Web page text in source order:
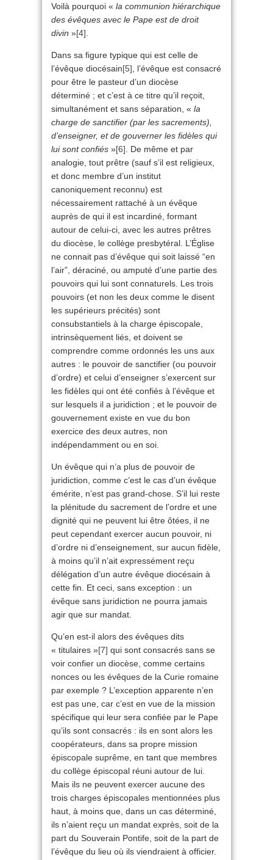
Voilà pourquoi « la communion hiérarchique
des évêques avec le Pape est de droit
divin »[4]
Dans sa figure typique qui est celle de
l’évêque diocésain[5] , l’évêque est consacré
pour être le pasteur d’un diocèse
déterminé ; et c’est à ce titre qu’il reçoit,
simultanément et sans séparation, « la
charge de sanctifier (par les sacrements),
d’enseigner, et de gouverner les fidèles qui
lui sont confiés »[6] . De même et par
analogie, tout prêtre (sauf s’il est religieux,
et donc membre d’un institut
canoniquement reconnu) est
nécessairement rattaché à un évêque
auprès de qui il est incardiné, formant
autour de celui-ci, avec les autres prêtres
du diocèse, le collège presbytéral. L’Église
ne connait pas d’évêque qui soit laissé “en
l’air”, déraciné, ou amputé d’une partie des
pouvoirs qui lui sont connaturels. Les trois
pouvoirs (et non les deux comme le disent
les supérieurs précités) sont
consubstantiels à la charge épiscopale,
intrinsèquement liés, et doivent se
comprendre comme ordonnés les uns aux
autres : le pouvoir de sanctifier (ou pouvoir
d’ordre) et celui d’enseigner s’exercent sur
les fidèles qui ont été confiés à l’évêque et
sur lesquels il a juridiction ; et le pouvoir de
gouvernement existe en vue du bon
exercice des deux autres, non
indépendamment ou en soi.
Un évêque qui n’a plus de pouvoir de
juridiction, comme c’est le cas d’un évêque
émérite, n’est pas grand-chose. S’il lui reste
la plénitude du sacrement de l’ordre et une
dignité qui ne peuvent lui être ôtées, il ne
peut cependant exercer aucun pouvoir, ni
d’ordre ni d’enseignement, sur aucun fidèle,
à moins qu’il n’ait expressément reçu
délégation d’un autre évêque diocésain à
cette fin. Et ceci, sans exception : un
évêque sans juridiction ne pourra jamais
agir que sur mandat.
Qu’en est-il alors des évêques dits
« titulaires »[7] qui sont consacrés sans se
voir confier un diocèse, comme certains
nonces ou les évêques de la Curie romaine
par exemple ? L’exception apparente n’en
est pas une, car c’est en vue de la mission
spécifique qui leur sera confiée par le Pape
qu’ils sont consacrés : ils en sont alors les
coopérateurs, dans sa propre mission
épiscopale suprême, en tant que membres
du collège épiscopal réuni autour de lui.
Mais ils ne peuvent exercer aucune des
trois charges épiscopales mentionnées plus
haut, à moins que, dans un cas déterminé,
ils n’aient reçu un mandat exprès, soit de la
part du Souverain Pontife, soit de la part de
l’évêque du lieu où ils viendraient à officier.